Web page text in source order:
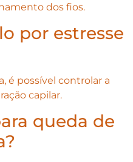
dos fios.
por estresse
é possível controlar a
capilar.
queda de